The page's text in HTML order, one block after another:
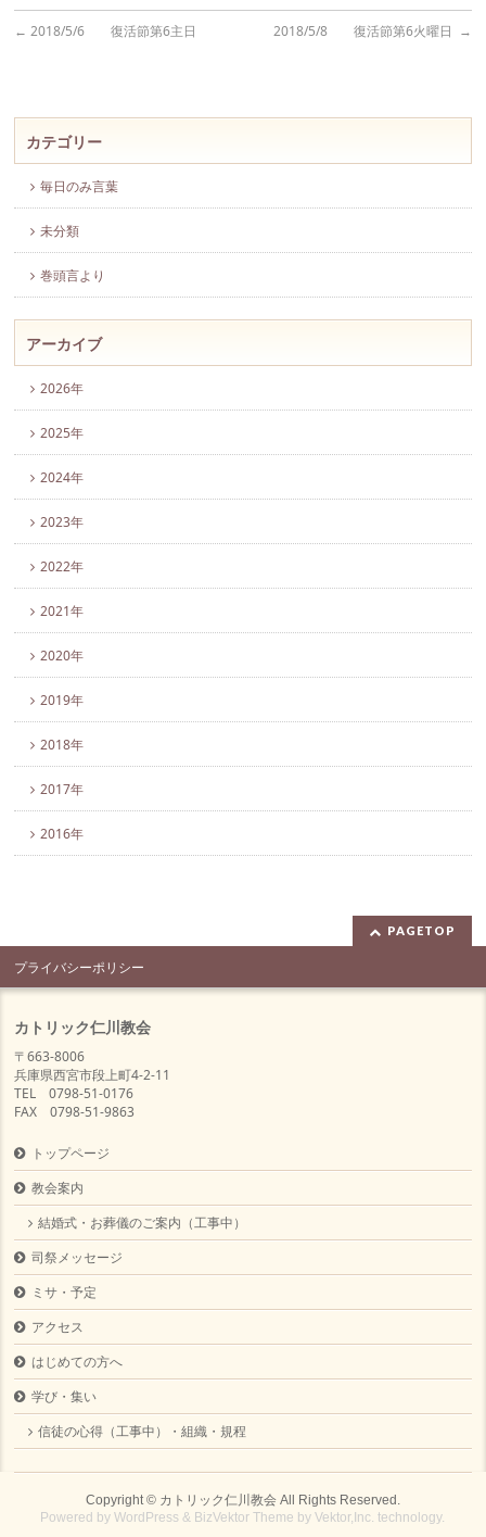
← 2018/5/6 復活節第6主日 2018/5/8 復活節第6火曜日 →
カテゴリー
毎日のみ言葉
未分類
巻頭言より
アーカイブ
2026年
2025年
2024年
2023年
2022年
2021年
2020年
2019年
2018年
2017年
2016年
PAGETOP
プライバシーポリシー
カトリック仁川教会
〒663-8006
兵庫県西宮市段上町4-2-11
TEL 0798-51-0176
FAX 0798-51-9863
トップページ
教会案内
結婚式・お葬儀のご案内（工事中）
司祭メッセージ
ミサ・予定
アクセス
はじめての方へ
学び・集い
信徒の心得（工事中）・組織・規程
Copyright © カトリック仁川教会All Rights Reserved.
Powered byWordPress & BizVektor Theme byVektor,Inc. technology.